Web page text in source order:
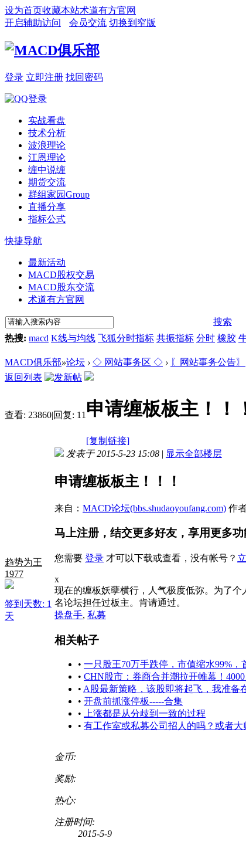
设为首页收藏本站术道有方官网
开启辅助访问
会员交流 切换到窄版
登录 立即注册 找回密码
实战看盘
技术分析
波浪理论
江恩理论
缠中说缠
期货交流
群组家园Group
直播分享
指标公式
快捷导航
最新活动
MACD股权交易
MACD股东交流
术道有方官网
搜索
热搜: macd K线与均线 飞狐分时指标 共振指标 分时 橡胶
MACD俱乐部»论坛 › ◇ 网站事务区 ◇ › 〖网站事务公告〗
返回列表
查看: 23860|回复: 11 申请缠板板主！！
[复制链接]
趋势为王
1977
签到天数: 1
天
发表于 2015-5-23 15:08 | 显示全部楼层
申请缠板板主！！！
来自： MACD论坛(bbs.shudaoyoufang.com) 作
马上注册，结交更多好友，享用更多功
您需要 登录 才可以下载或查看，没有帐号？
x
现在的缠板妖孽横行，人气极度低弥。为了
名论坛担任过板主。肯请通过。
操盘手, 私募
相关帖子
• 一只股王70万手跌停，市值缩水99%，
• CHN股市：券商合并潮拉开帷幕！
• A股最新策略，该股即将起飞，我准备
• 开盘前抓涨停板-----合集
•
上涨都是从分歧到一致的过程
• 有工作室或私募公司招人的吗？或者大
金币:
奖励:
热心:
注册时间:
2015-5-9